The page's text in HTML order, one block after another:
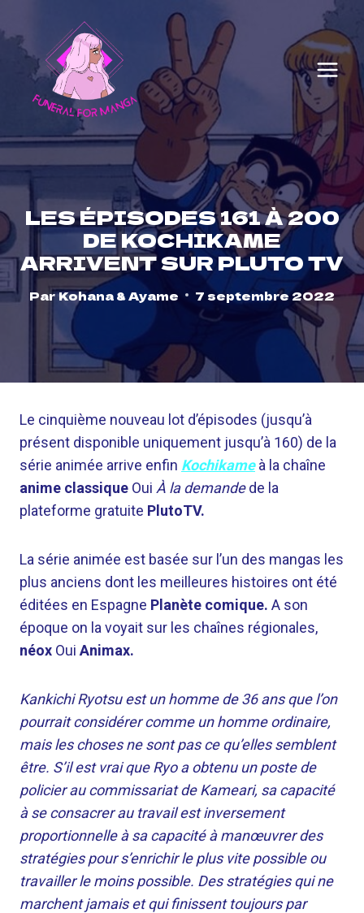
to
content
LES ÉPISODES 161 À 200
DE KOCHIKAME
ARRIVENT SUR PLUTO TV
ParKohana & Ayame 7 septembre 2022
Le cinquième nouveau lot d’épisodes (jusqu’à
présent disponible uniquement jusqu’à 160) de la
série animée arrive enfin Kochikameà la chaîne
anime classique Oui À la demandede la
plateforme gratuite PlutoTV.
La série animée est basée sur l’un des mangas les
plus anciens dont les meilleures histoires ont été
éditées en Espagne Planète comique. A son
époque on la voyait sur les chaînes régionales,
néox Oui Animax.
Kankichi Ryotsu est un homme de 36 ans que l’on
pourrait considérer comme un homme ordinaire,
mais les choses ne sont pas ce qu’elles semblent
être. S’il est vrai que Ryo a obtenu un poste de
policier au commissariat de Kameari, sa capacité
à se consacrer au travail est inversement
proportionnelle à sa capacité à manœuvrer des
stratégies pour s’enrichir le plus vite possible ou
travailler le moins possible. Des stratégies qui ne
marchent jamais et qui finissent toujours par